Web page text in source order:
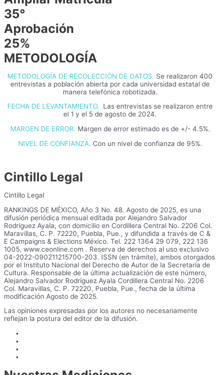
35°
Aprobación
25%
METODOLOGÍA
METODOLOGÍA DE RECOLECCIÓN DE DATOS. Se realizaron 400
entrevistas a población abierta por cada universidad estatal de
manera telefónica robotizada.
FECHA DE LEVANTAMIENTO. Las entrevistas se realizaron entre
el 1 y el 5 de agosto de 2024.
MARGEN DE ERROR. Margen de error estimado es de +/- 4.5%.
NIVEL DE CONFIANZA. Con un nivel de confianza de 95%.
Cintillo Legal
Cintillo Legal
RANKINGS DE MÉXICO, Año 3 No. 48. Agosto de 2025, es una
difusión periódica mensual editada por Alejandro Salvador
Rodríguez Ayala, con domicilio en Cordillera Central No. 2206 Col.
Maravillas, C. P. 72220, Puebla, Pue., y difundida a través de C &
E Campaigns & Elections México. Tel. 222 1364 29 079, 222 136
1005, www.ceonline.com . Reserva de derechos al uso exclusivo
04-2022-090211215700-203. ISSN (en trámite), ambos otorgados
por el Instituto Nacional del Derecho de Autor de la Secretaría de
Cultura. Responsable de la última actualización de este número,
Alejandro Salvador Rodríguez Ayala Cordillera Central No. 2206
Col. Maravillas, C. P. 72220, Puebla, Pue., fecha de la última
modificación Agosto de 2025.
Las opiniones expresadas por los autores no necesariamente
reflejan la postura del editor de la difusión.